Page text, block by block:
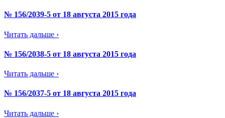
№ 156/2039-5 от 18 августа 2015 года
Читать дальше ›
№ 156/2038-5 от 18 августа 2015 года
Читать дальше ›
№ 156/2037-5 от 18 августа 2015 года
Читать дальше ›